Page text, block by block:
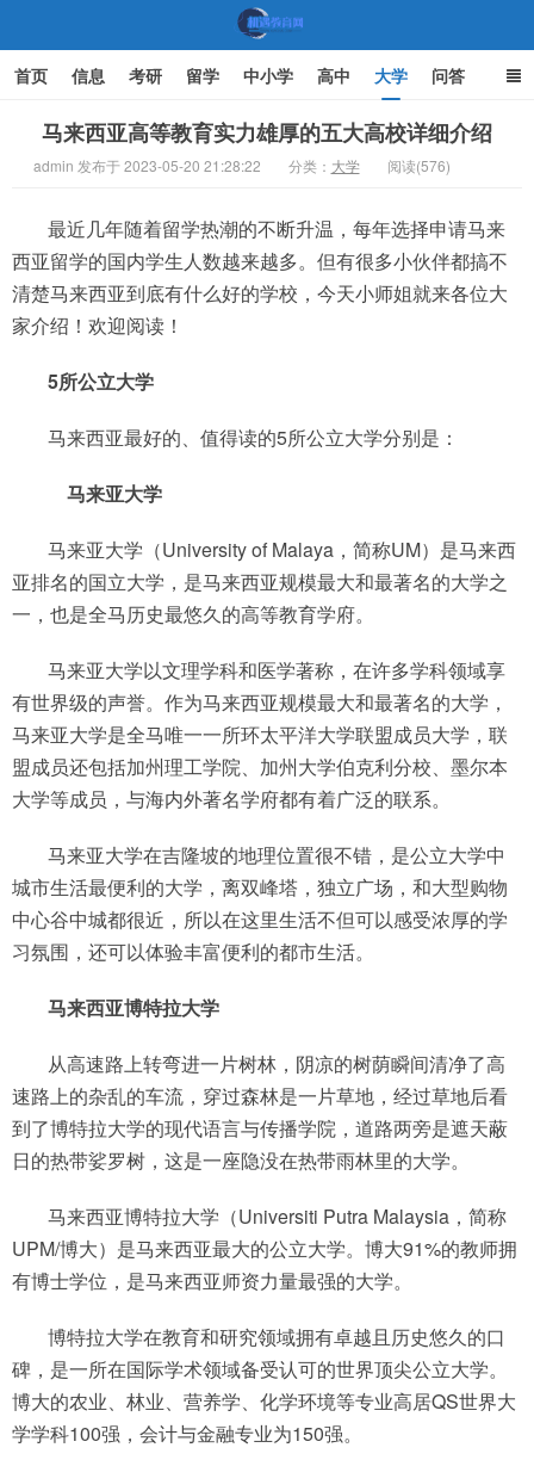
首页 信息 考研 留学 中小学 高中 大学 问答
文化 家庭教育
马来西亚高等教育实力雄厚的五大高校详细介绍
admin 发布于 2023-05-20 21:28:22 分类： 大学 阅读(576)
最近几年随着留学热潮的不断升温，每年选择申请马来
西亚留学的国内学生人数越来越多。但有很多小伙伴都搞不
清楚马来西亚到底有什么好的学校，今天小师姐就来各位大
家介绍！欢迎阅读！
5所公立大学
马来西亚最好的、值得读的5所公立大学分别是：
马来亚大学
马来亚大学（University of Malaya，简称UM）是马来西
亚排名的国立大学，是马来西亚规模最大和最著名的大学之
一，也是全马历史最悠久的高等教育学府。
马来亚大学以文理学科和医学著称，在许多学科领域享
有世界级的声誉。作为马来西亚规模最大和最著名的大学，
马来亚大学是全马唯一一所环太平洋大学联盟成员大学，联
盟成员还包括加州理工学院、加州大学伯克利分校、墨尔本
大学等成员，与海内外著名学府都有着广泛的联系。
马来亚大学在吉隆坡的地理位置很不错，是公立大学中
城市生活最便利的大学，离双峰塔，独立广场，和大型购物
中心谷中城都很近，所以在这里生活不但可以感受浓厚的学
习氛围，还可以体验丰富便利的都市生活。
马来西亚博特拉大学
从高速路上转弯进一片树林，阴凉的树荫瞬间清净了高
速路上的杂乱的车流，穿过森林是一片草地，经过草地后看
到了博特拉大学的现代语言与传播学院，道路两旁是遮天蔽
日的热带娑罗树，这是一座隐没在热带雨林里的大学。
马来西亚博特拉大学（Universiti Putra Malaysia，简称
UPM/博大）是马来西亚最大的公立大学。博大91%的教师拥
有博士学位，是马来西亚师资力量最强的大学。
博特拉大学在教育和研究领域拥有卓越且历史悠久的口
碑，是一所在国际学术领域备受认可的世界顶尖公立大学。
博大的农业、林业、营养学、化学环境等专业高居QS世界大
学学科100强，会计与金融专业为150强。